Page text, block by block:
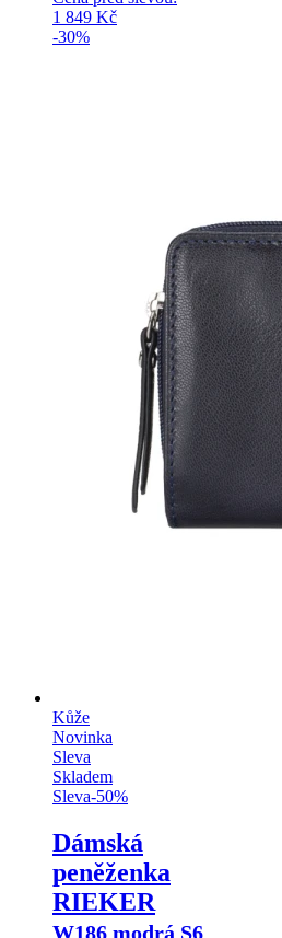
1 849 Kč
-30%
Kůže
Novinka
Sleva
Skladem
Sleva-50%
Dámská
peněženka
RIEKER
W186 modrá S6